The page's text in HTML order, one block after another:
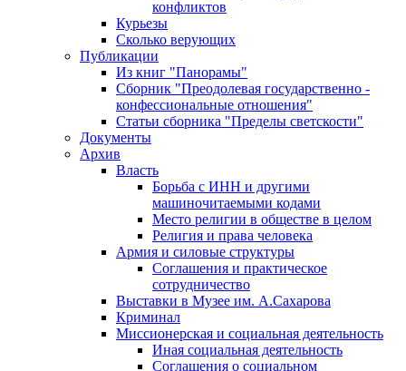
конфликтов
Курьезы
Сколько верующих
Публикации
Из книг "Панорамы"
Сборник "Преодолевая государственно -
конфессиональные отношения"
Статьи сборника "Пределы светскости"
Документы
Архив
Власть
Борьба с ИНН и другими
машиночитаемыми кодами
Место религии в обществе в целом
Религия и права человека
Армия и силовые структуры
Соглашения и практическое
сотрудничество
Выставки в Музее им. А.Сахарова
Криминал
Миссионерская и социальная деятельность
Иная социальная деятельность
Соглашения о социальном